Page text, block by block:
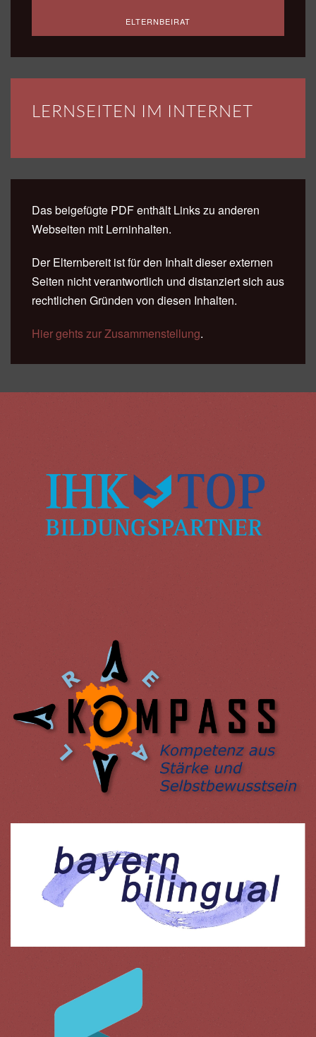
ELTERNBEIRAT
LERNSEITEN IM INTERNET
Das beigefügte PDF enthält Links zu anderen
Webseiten mit Lerninhalten.
Der Elternbereit ist für den Inhalt dieser externen
Seiten nicht verantwortlich und distanziert sich aus
rechtlichen Gründen von diesen Inhalten.
Hier gehts zur Zusammenstellung.